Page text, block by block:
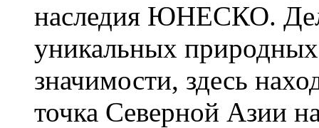
наследия ЮНЕСКО.
уникальных
значимости, здесь
точка Северной Азии